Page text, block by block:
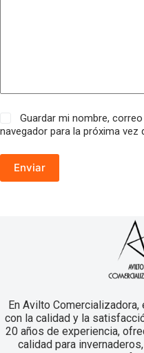
Guardar mi nombre,
navegador para la próxima vez
Enviar
En Avilto
con la calidad y la
20 años de experiencia,
calidad para